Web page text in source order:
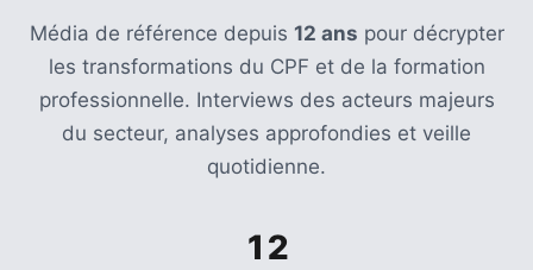
Média de référence depuis 12 ans pour décrypter
les transformations du CPF et de la formation
professionnelle. Interviews des acteurs majeurs
du secteur, analyses approfondies et veille
quotidienne.
12